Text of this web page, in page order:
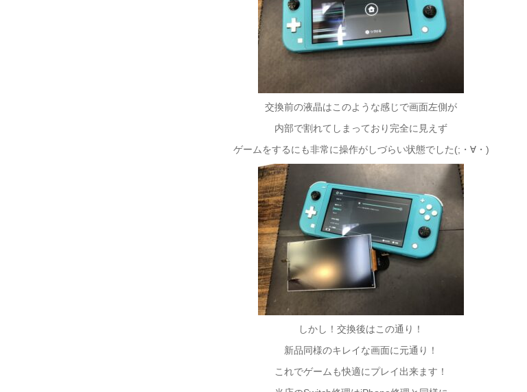
交換前の液晶はこのような感じで画面左側が
内部で割れてしまっており完全に見えず
ゲームをするにも非常に操作がしづらい状態でした(;・∀・)
しかし！交換後はこの通り！
新品同様のキレイな画面に元通り！
これでゲームも快適にプレイ出来ます！